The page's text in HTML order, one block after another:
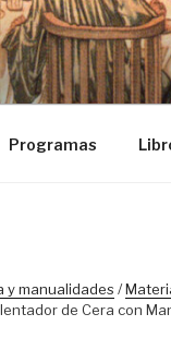
Programas
y manualidades /
de Cera con